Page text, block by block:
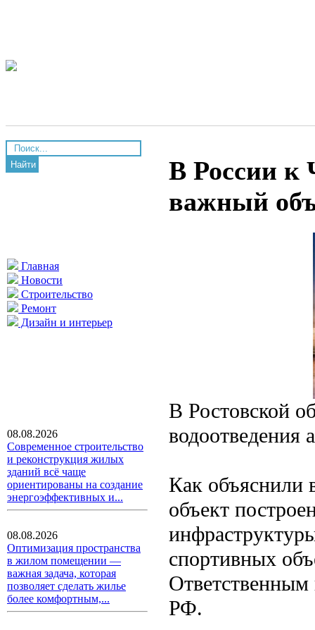
Найти
Главная
Новости
Строительство
Ремонт
Дизайн и интерьер
08.08.2026
Современное строительство
и реконструкция жилых
зданий всё чаще
ориентированы на создание
энергоэффективных и...
08.08.2026
Оптимизация пространства
в жилом помещении —
важная задача, которая
позволяет сделать жилье
более комфортным,...
В России к
важный
В Ростовской
Как
объект
спортивных
РФ.